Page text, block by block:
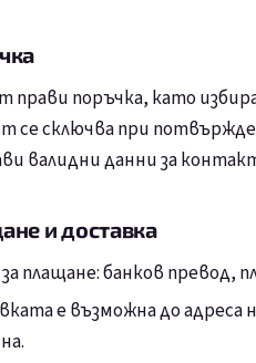
прави поръчка, като
се сключва при
валидни данни за
и доставка
плащане: банков превод,
е възможна до адреса